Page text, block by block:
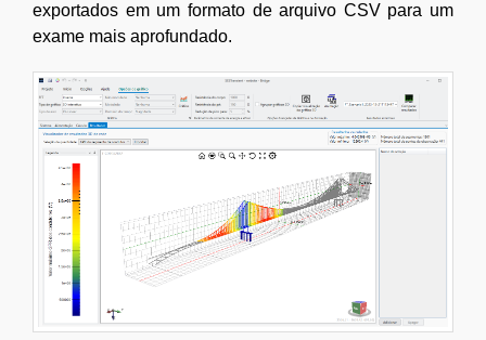
exportados em um formato de arquivo CSV para um
exame mais aprofundado.